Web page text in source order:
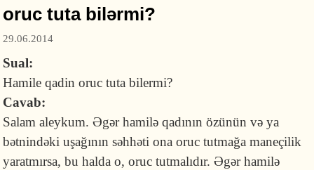
oruc tuta bilərmi?
29.06.2014
Sual:
Hamile qadin oruc tuta bilermi?
Cavab:
Salam aleykum. Əgər hamilə qadının özünün və ya
bətnindəki uşağının səhhəti ona oruc tutmağa maneçilik
yaratmırsa, bu halda o, oruc tutmalıdır. Əgər hamilə